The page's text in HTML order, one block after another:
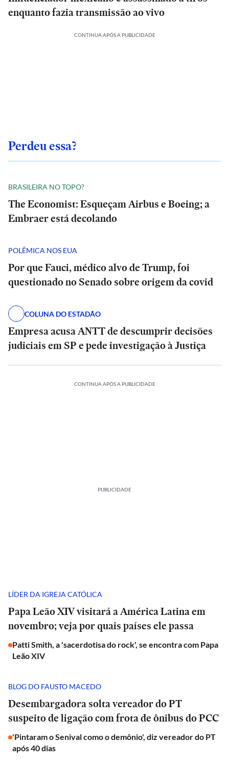
enquanto fazia transmissão ao vivo
CONTINUA APÓS A PUBLICIDADE
Perdeu essa?
BRASILEIRA NO TOPO?
The Economist: Esqueçam Airbus e Boeing; a
Embraer está decolando
POLÊMICA NOS EUA
Por que Fauci, médico alvo de Trump, foi
questionado no Senado sobre origem da covid
COLUNA DO ESTADÃO
Empresa acusa ANTT de descumprir decisões
judiciais em SP e pede investigação à Justiça
CONTINUA APÓS A PUBLICIDADE
PUBLICIDADE
LÍDER DA IGREJA CATÓLICA
Papa Leão XIV visitará a América Latina em
novembro; veja por quais países ele passa
Patti Smith, a 'sacerdotisa do rock', se encontra com Papa
Leão XIV
BLOG DO FAUSTO MACEDO
Desembargadora solta vereador do PT
suspeito de ligação com frota de ônibus do PCC
'Pintaram o Senival como o demônio', diz vereador do PT
após 40 dias